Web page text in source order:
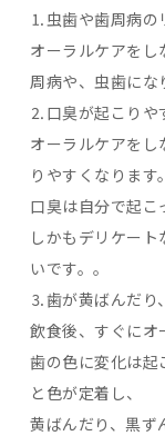
⒈虫歯や歯周病の
オーラルケアを
周病や、虫歯にな
⒉口臭が起こりや
オーラルケアをし
りやすくなります。
口臭は自分で起こ
しかもデリケー
いです。。
⒊歯が黄ばんだり
飲食後、すぐにオ
歯の色に変化は起
と色が定着し、
黄ばんだり、黒ず